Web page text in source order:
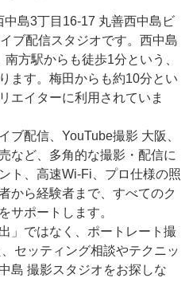
島3丁目16-17 丸善西中島ビ
ブ配信スタジオです。西中島
方駅からも徒歩1分という、
ます。梅田からも約10分とい
エイターに利用されていま
ブ配信、YouTube撮影 大阪、
など、多角的な撮影・配信に
ト、高速Wi-Fi、プロ仕様の照
から経験者まで、すべてのク
サポートします。
」ではなく、ポートレート撮
セッティング相談やテクニッ
島 撮影スタジオをお探しな